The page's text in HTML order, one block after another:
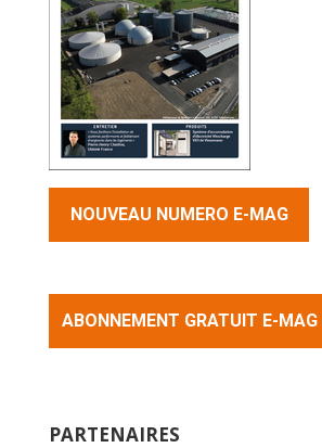
NOUVEAU NUMERO E-MAG
ABONNEMENT GRATUIT E-MAG
PARTENAIRES